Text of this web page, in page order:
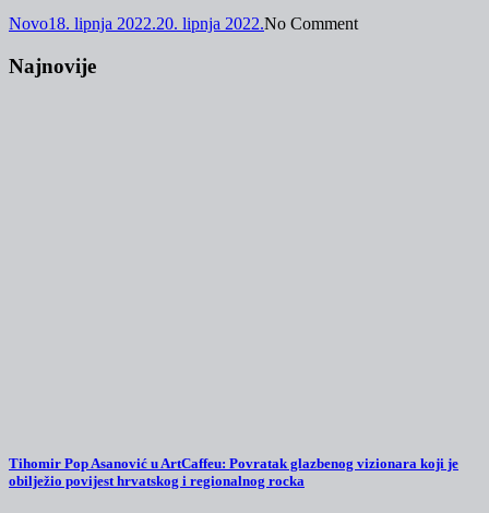
Novo18. lipnja 2022.20. lipnja 2022.No Comment
Najnovije
Tihomir Pop Asanović u ArtCaffeu: Povratak glazbenog vizionara koji je
obilježio povijest hrvatskog i regionalnog rocka